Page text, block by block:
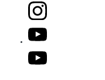
youtube.com